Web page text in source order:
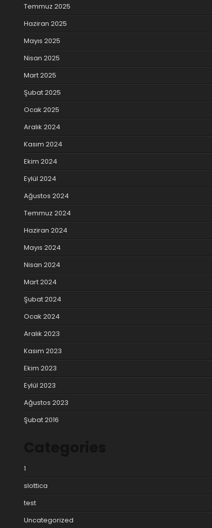
Temmuz 2025
Haziran 2025
Mayıs 2025
Nisan 2025
Mart 2025
Şubat 2025
Ocak 2025
Aralık 2024
Kasım 2024
Ekim 2024
Eylül 2024
Ağustos 2024
Temmuz 2024
Haziran 2024
Mayıs 2024
Nisan 2024
Mart 2024
Şubat 2024
Ocak 2024
Aralık 2023
Kasım 2023
Ekim 2023
Eylül 2023
Ağustos 2023
Şubat 2016
1
slottica
test
Uncategorized